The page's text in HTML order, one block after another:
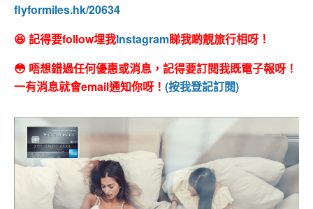
flyformiles.hk/20634
😆 記得要follow埋我Instagram睇我啲靚旅行相呀！
😳 唔想錯過任何優惠或消息，記得要訂閱我既電子報呀！
一有消息就會email通知你呀！ (按我登記訂閱)